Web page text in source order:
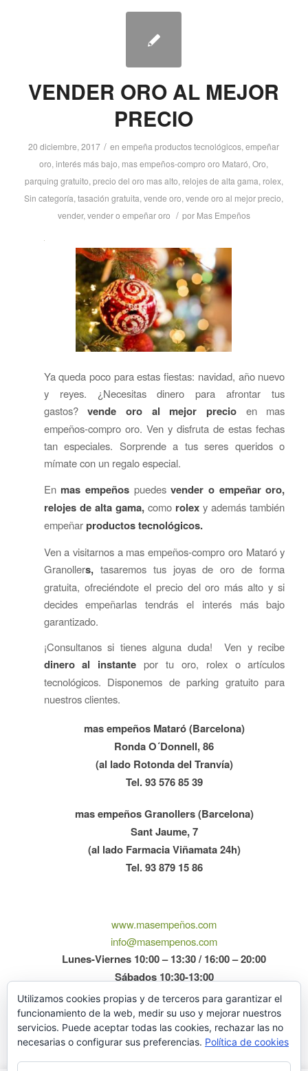
VENDER ORO AL MEJOR
PRECIO
20 diciembre, 2017 / enempeña productos tecnológicos,empeñar
oro,interés más bajo, mas empeños-compro oro Mataró,Oro,
parquing gratuito, precio del oro mas alto, relojes de alta gama, rolex,
Sin categoría,tasación gratuita,vende oro,vende oro al mejor precio,
vender, vender o empeñar oro / por Mas Empeños
Ya queda poco para estas fiestas: navidad, año nuevo
y reyes. ¿Necesitas dinero para afrontar tus
gastos?vende oro al mejor precio en mas
empeños-compro oro. Ven y disfruta de estas fechas
tan especiales. Sorprende a tus seres queridos o
mímate con un regalo especial.
En mas empeñospuedesvender o empeñar oro,
relojes de alta gama, como rolex y además también
empeñarproductos tecnológicos.
Ven a visitarnos a mas empeños-compro oro Mataró y
Granollers, tasaremos tus joyas de oro de forma
gratuita, ofreciéndote el precio del oro más alto y si
decides empeñarlas tendrás el interés más bajo
garantizado.
¡Consultanos si tienes alguna duda! Ven y recibe
dinero al instante por tu oro, rolex o artículos
tecnológicos. Disponemos de parking gratuito para
nuestros clientes.
mas empeños Mataró (Barcelona)
Ronda O´Donnell, 86
(al lado Rotonda del Tranvía)
Tel. 93 576 85 39
mas empeños Granollers (Barcelona)
Sant Jaume, 7
(al lado Farmacia Viñamata 24h)
Tel. 93 879 15 86
www.masempeños.com
info@masempenos.com
Lunes-Viernes 10:00 – 13:30 / 16:00 – 20:00
Sábados 10:30-13:00
Utilizamos cookies propias y de terceros para garantizar el
funcionamiento de la web, medir su uso y mejorar nuestros
servicios. Puede aceptar todas las cookies, rechazar las no
necesarias o configurar sus preferencias. Política de cookies